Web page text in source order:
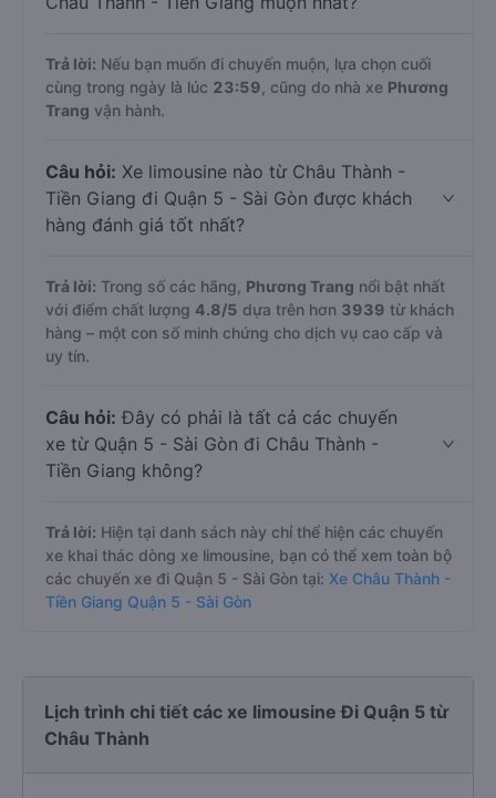
Trả lời: Nếu bạn muốn đi chuyến muộn, lựa chọn cuối
cùng trong ngày là lúc 23:59 , cũng do nhà xe Phương
Trang vận hành.
Câu hỏi: Xe limousine nào từ Châu Thành -
Tiền Giang đi Quận 5 - Sài Gòn được khách
hàng đánh giá tốt nhất?
Trả lời: Trong số các hãng, Phương Trang nổi bật nhất
với điểm chất lượng 4.8/5 dựa trên hơn 3939 từ khách
hàng – một con số minh chứng cho dịch vụ cao cấp và
uy tín.
Câu hỏi: Đây có phải là tất cả các chuyến
xe từ Quận 5 - Sài Gòn đi Châu Thành -
Tiền Giang không?
Trả lời: Hiện tại danh sách này chỉ thể hiện các chuyến
xe khai thác dòng xe limousine, bạn có thể xem toàn bộ
các chuyến xe đi Quận 5 - Sài Gòn tại: Xe Châu Thành -
Tiền Giang Quận 5 - Sài Gòn
Lịch trình chi tiết các xe limousine Đi Quận 5 từ
Châu Thành